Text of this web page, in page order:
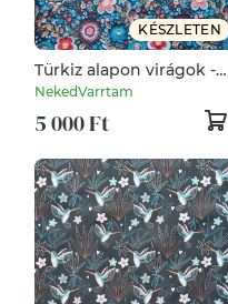
KÉSZLETEN
Türkiz alapon virágok -
vízhatlan gyöngyvászon
NekedVarrtam
5 000 Ft